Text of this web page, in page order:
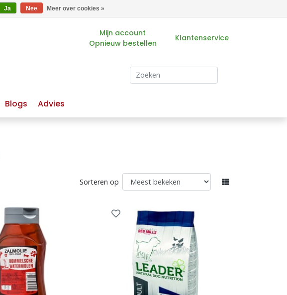
Mijn account
Opnieuw bestellen
Klantenservice
Blogs Advies
Sorteren op
Ja Nee Meer over cookies »